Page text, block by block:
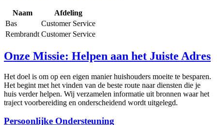
Naam
Afdeling
Bas
Customer Service
Rembrandt Customer Service
Onze Missie: Helpen aan het Juiste Adres
Het doel is om op een eigen manier huishouders moeite te besparen.
Het begint met het vinden van de beste route naar diensten die je
huis verder helpen. Wij verzamelen informatie uit bronnen waar het
traject voorbereiding en onderscheidend wordt uitgelegd.
Persoonlijke Ondersteuning